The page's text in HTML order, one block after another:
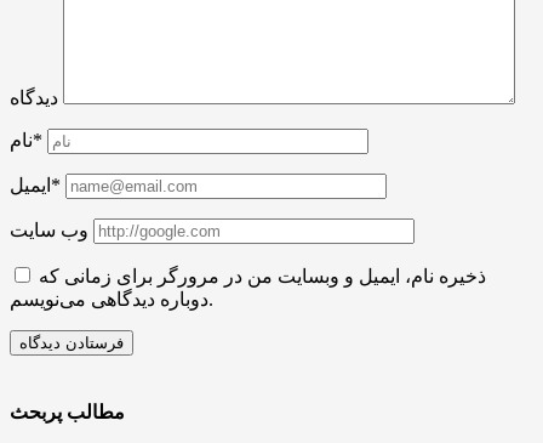
دیدگاه
نام*
ایمیل*
وب سایت
ذخیره نام، ایمیل و وبسایت من در مرورگر برای زمانی که
دوباره دیدگاهی می‌نویسم.
مطالب پربحث